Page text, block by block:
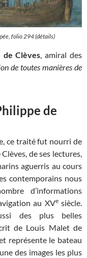
folio 294 (détails)
de Clèves, amiral des
de toutes manières de
de
ce traité fut nourri de
de ses lectures,
aguerris au cours
contemporains nous
d’informations
au XVesiècle.
des plus belles
de Louis Malet de
représente le bateau
des images les plus